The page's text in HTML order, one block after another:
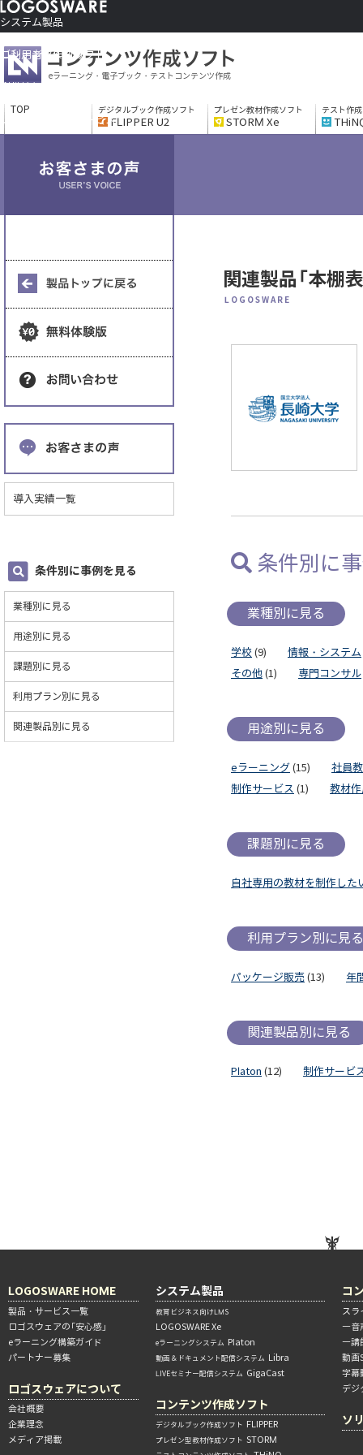
システム製品
コンテンツ作成ソフト
ソリューションサービス
ご利用者さま向け
eラーニング・電子ブック・テストコンテンツ作成
TOP デジタルブック作成ソフト
FLIPPER U2
プレゼン教材作成ソフト
STORM Xe
テスト作
関連製品「本棚
LOGOSWARE
条件別に
業種別に見る
学校 (9) 情報・システム
その他 (1) 専門コンサル
用途別に見る
eラーニング (15)
社員
制作サービス (1) 教材
課題別に見る
自社専用の教材を制作した
利用プラン別に見る
パッケージ販売 (13) 年
関連製品別に見る
Platon (12) 制作サービ
導入実績一覧
条件別に事例を見る
業種別に見る
用途別に見る
課題別に見る
利用プラン別に見る
関連製品別に見る
LOGOSWARE HOME
製品・サービス一覧
ロゴスウェアの「安心感」
eラーニング構築ガイド
パートナー募集
ロゴスウェアについて
会社概要
企業理念
メディア掲載
システム製品
教育ビジネス向けLMS
LOGOSWARE Xe
eラーニングシステム Platon
動画＆ドキュメント配信システム Libra
LIVEセミナー配信システム GigaCast
コンテンツ作成ソフト
デジタルブック作成ソフト FLIPPER
プレゼン型教材作成ソフト STORM
コ
ス
―音
―講
動画
字幕
デジ
ソ